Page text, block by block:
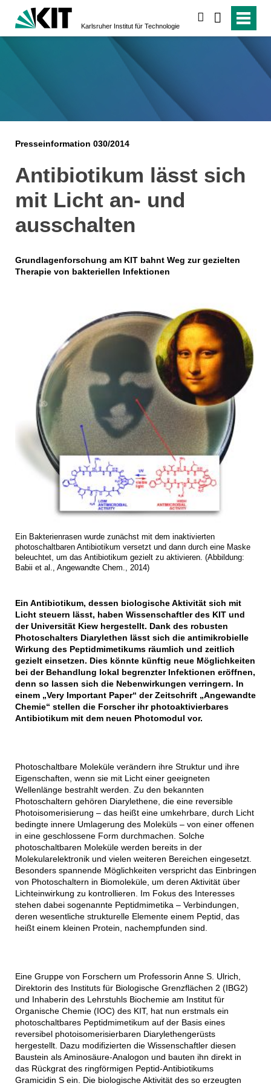
Karlsruher Institut für Technologie
Presseinformation 030/2014
Antibiotikum lässt sich
mit Licht an- und
ausschalten
Grundlagenforschung am KIT bahnt Weg zur gezielten
Therapie von bakteriellen Infektionen
Ein Bakterienrasen wurde zunächst mit dem inaktivierten
photoschaltbaren Antibiotikum versetzt und dann durch eine Maske
beleuchtet, um das Antibiotikum gezielt zu aktivieren. (Abbildung:
Babii et al., Angewandte Chem., 2014)
Ein Antibiotikum, dessen biologische Aktivität sich mit
Licht steuern lässt, haben Wissenschaftler des KIT und
der Universität Kiew hergestellt. Dank des robusten
Photoschalters Diarylethen lässt sich die antimikrobielle
Wirkung des Peptidmimetikums räumlich und zeitlich
gezielt einsetzen. Dies könnte künftig neue Möglichkeiten
bei der Behandlung lokal begrenzter Infektionen eröffnen,
denn so lassen sich die Nebenwirkungen verringern. In
einem „Very Important Paper“ der Zeitschrift „Angewandte
Chemie“ stellen die Forscher ihr photoaktivierbares
Antibiotikum mit dem neuen Photomodul vor.
Photoschaltbare Moleküle verändern ihre Struktur und ihre
Eigenschaften, wenn sie mit Licht einer geeigneten
Wellenlänge bestrahlt werden. Zu den bekannten
Photoschaltern gehören Diarylethene, die eine reversible
Photoisomerisierung – das heißt eine umkehrbare, durch Licht
bedingte innere Umlagerung des Moleküls – von einer offenen
in eine geschlossene Form durchmachen. Solche
photoschaltbaren Moleküle werden bereits in der
Molekularelektronik und vielen weiteren Bereichen eingesetzt.
Besonders spannende Möglichkeiten verspricht das Einbringen
von Photoschaltern in Biomoleküle, um deren Aktivität über
Lichteinwirkung zu kontrollieren. Im Fokus des Interesses
stehen dabei sogenannte Peptidmimetika – Verbindungen,
deren wesentliche strukturelle Elemente einem Peptid, das
heißt einem kleinen Protein, nachempfunden sind.
Eine Gruppe von Forschern um Professorin Anne S. Ulrich,
Direktorin des Instituts für Biologische Grenzflächen 2 (IBG2)
und Inhaberin des Lehrstuhls Biochemie am Institut für
Organische Chemie (IOC) des KIT, hat nun erstmals ein
photoschaltbares Peptidmimetikum auf der Basis eines
reversibel photoisomerisierbaren Diarylethengerüsts
hergestellt. Dazu modifizierten die Wissenschaftler diesen
Baustein als Aminosäure-Analogon und bauten ihn direkt in
das Rückgrat des ringförmigen Peptid-Antibiotikums
Gramicidin S ein. Die biologische Aktivität des so erzeugten